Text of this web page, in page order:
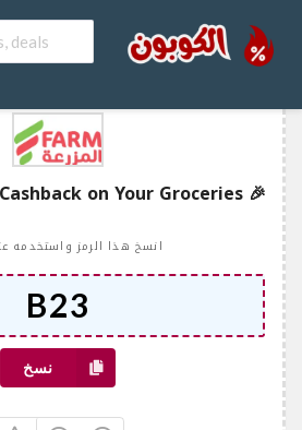
انسخ هذا الرمز واستخدمه
نسخ